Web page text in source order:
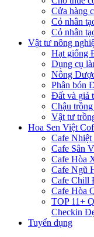
Cửa hàng
Cỏ nhân
Cỏ nhân
Vật tư nông
Hạt giống
Dụng cụ
Nông
Phân bón
Đất và giá
Chậu
Vật tư
Hoa Sen Việt
Cafe
Cafe Sân
Cafe Hòa
Cafe Ngũ
Cafe Chill
Cafe Hòa
TOP 11+
Checkin
Tuyển dụng